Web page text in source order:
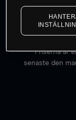
Priserna är
senaste den